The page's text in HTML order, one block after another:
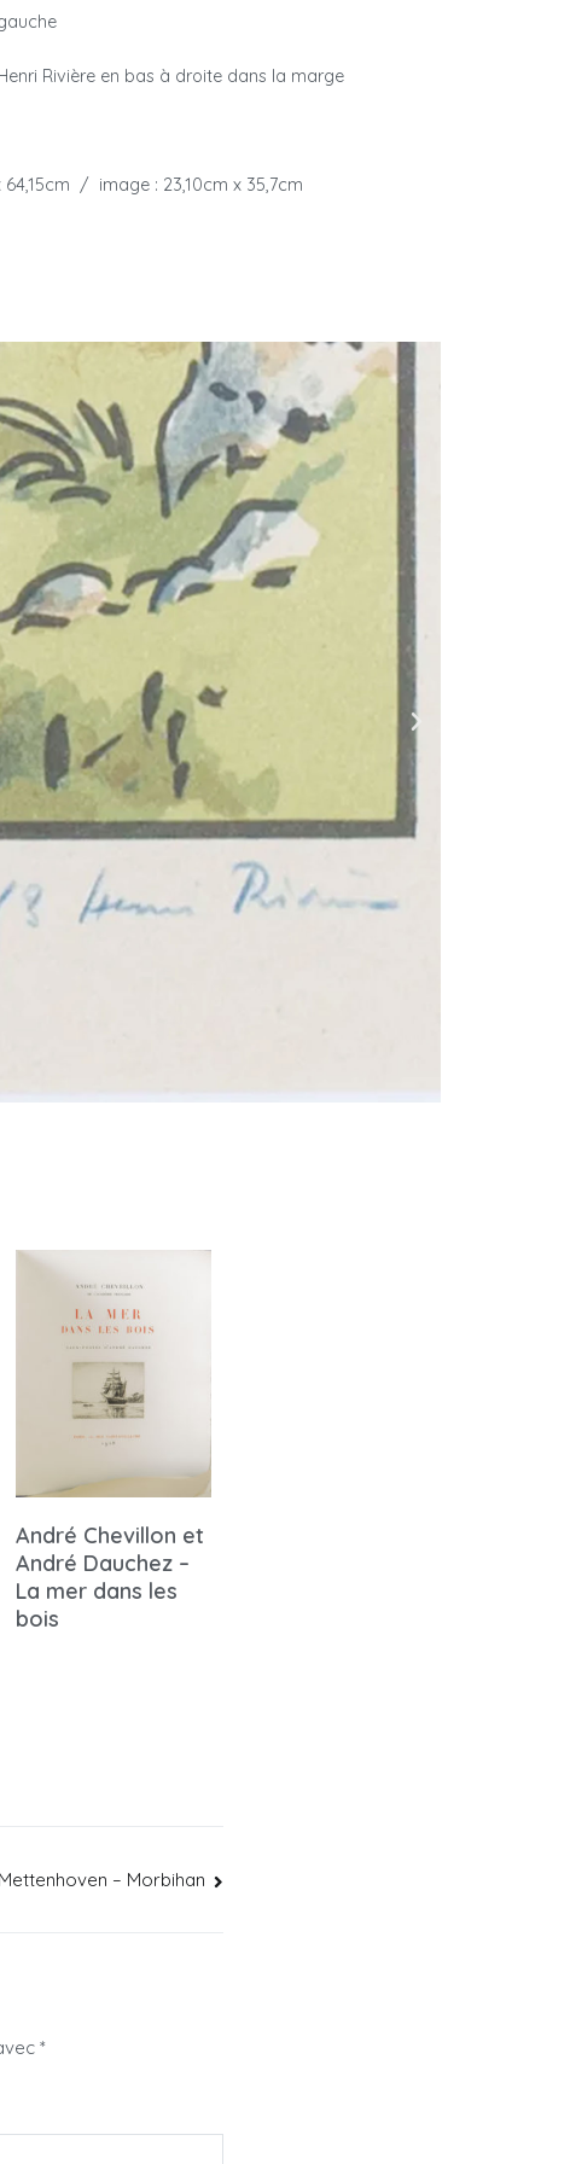
Rivière en bas à droite dans la marge
64,15cm / image : 23,10cm x 35,7cm
André Chevillon et
André Dauchez –
La mer dans les
bois
– Morbihan
*